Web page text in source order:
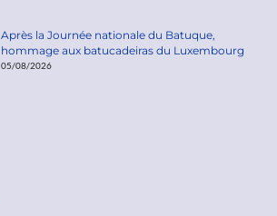
Après la Journée nationale du Batuque,
hommage aux batucadeiras du Luxembourg
05/08/2026